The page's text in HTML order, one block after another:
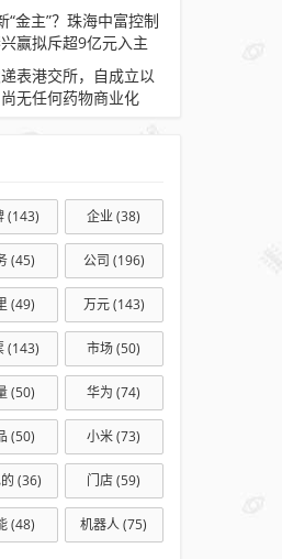
“金主”？珠海中富控制
赢拟斥超9亿元入主
表港交所，自成立以
无任何药物商业化
(143) 企业(38)
(45) 公司 (196)
(49) 万元(143)
(143) 市场(50)
(50) 华为 (74)
(50) 小米(73)
(36) 门店(59)
(48) 机器人(75)